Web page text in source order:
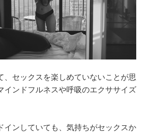
、セックスを楽しめていないことが思
インドフルネスや呼吸のエクササイズ
インしていても、気持ちがセックスか